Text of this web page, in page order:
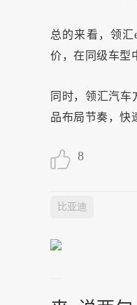
总的来看，领
价，在同级车型
同时，领汇汽
品布局节奏，快
8
比亚迪